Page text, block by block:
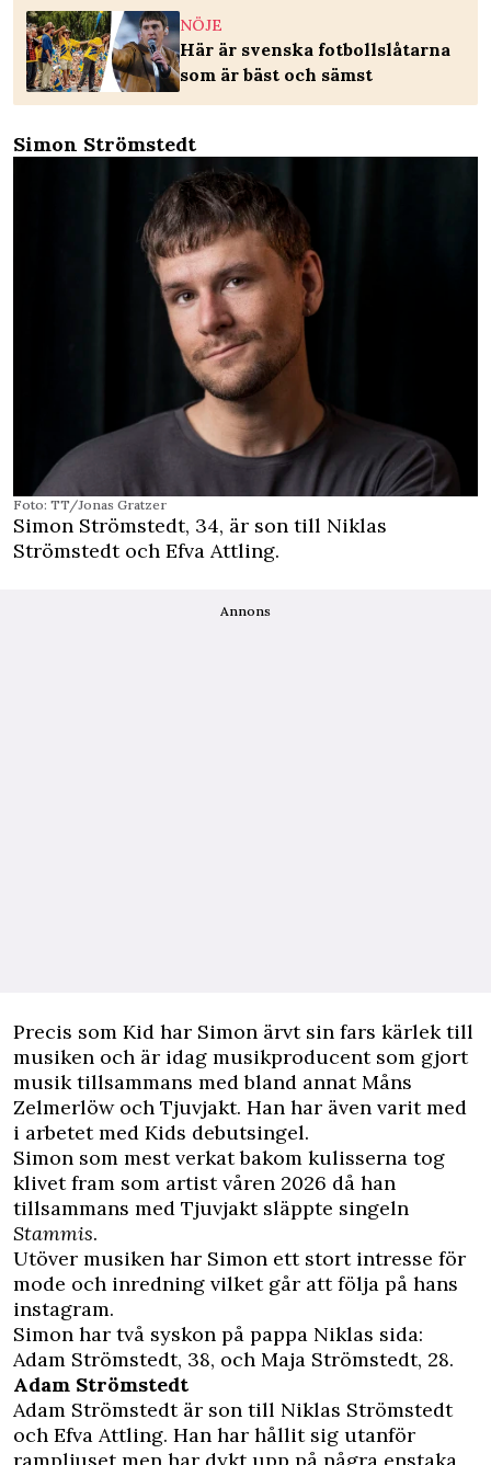
NÖJE
Här är svenska fotbollslåtarna
som är bäst och sämst
Simon Strömstedt
Foto: TT/Jonas Gratzer
Simon Strömstedt, 34, är son till Niklas
Strömstedt och Efva Attling.
Annons
Precis som Kid har Simon ärvt sin fars kärlek till
musiken och är idag musikproducent som gjort
musik tillsammans med bland annat Måns
Zelmerlöw och Tjuvjakt. Han har även varit med
i arbetet med Kids debutsingel.
Simon som mest verkat bakom kulisserna tog
klivet fram som artist våren 2026 då han
tillsammans med Tjuvjakt släppte singeln
Stammis.
Utöver musiken har Simon ett stort intresse för
mode och inredning vilket går att följa på hans
instagram.
Simon har två syskon på pappa Niklas sida:
Adam Strömstedt, 38, och Maja Strömstedt, 28.
Adam Strömstedt
Adam Strömstedt är son till Niklas Strömstedt
och Efva Attling. Han har hållit sig utanför
rampljuset men har dykt upp på några enstaka